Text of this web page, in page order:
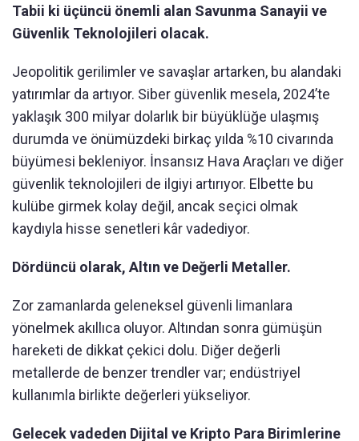
Tabii ki üçüncü önemli alan Savunma Sanayii ve
Güvenlik Teknolojileri olacak.
Jeopolitik gerilimler ve savaşlar artarken, bu alandaki
yatırımlar da artıyor. Siber güvenlik mesela, 2024’te
yaklaşık 300 milyar dolarlık bir büyüklüğe ulaşmış
durumda ve önümüzdeki birkaç yılda %10 civarında
büyümesi bekleniyor. İnsansız Hava Araçları ve diğer
güvenlik teknolojileri de ilgiyi artırıyor. Elbette bu
kulübe girmek kolay değil, ancak seçici olmak
kaydıyla hisse senetleri kâr vadediyor.
Dördüncü olarak, Altın ve Değerli Metaller.
Zor zamanlarda geleneksel güvenli limanlara
yönelmek akıllıca oluyor. Altından sonra gümüşün
hareketi de dikkat çekici dolu. Diğer değerli
metallerde de benzer trendler var; endüstriyel
kullanımla birlikte değerleri yükseliyor.
Gelecek vadeden Dijital ve Kripto Para Birimlerine